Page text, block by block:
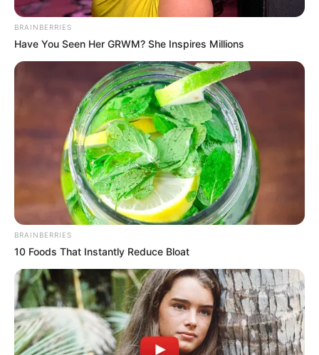
Aktualisht po kryhet shtrimi i tapetit sintetik nga FSHF, një
nga etapat më të rëndësishme të investimit, që pritet të
finalizojë shumë shpejt ndërtimin e fushës dhe ta bëjë atë
gati për përdorim nga sportdashësit dhe të rinjtë e zonës.
BRAINBERRIES
Have You Seen Her GRWM? She Inspires Millions
BRAINBERRIES
10 Foods That Instantly Reduce Bloat